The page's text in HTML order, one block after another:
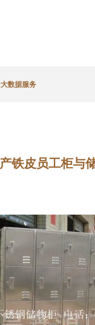
数据服务
铁皮员工柜与